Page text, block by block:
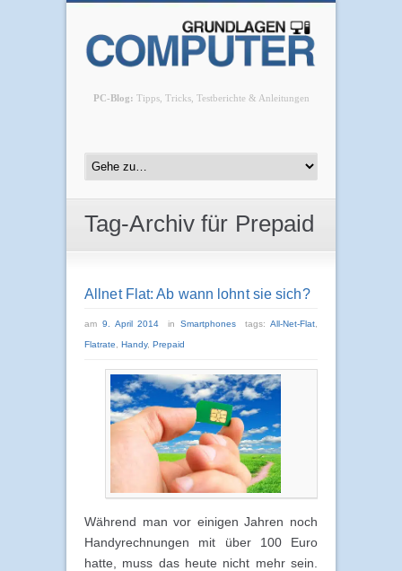
PC-Blog: Tipps, Tricks, Testberichte & Anleitungen
Tag-Archiv für Prepaid
Allnet Flat: Ab wann lohnt sie sich?
am 9. April 2014 inSmartphones tags:All-Net-Flat
Flatrate Handy, Prepaid
Während man vor einigen Jahren noch
Handyrechnungen mit über 100 Euro
hatte, muss das heute nicht mehr sein.